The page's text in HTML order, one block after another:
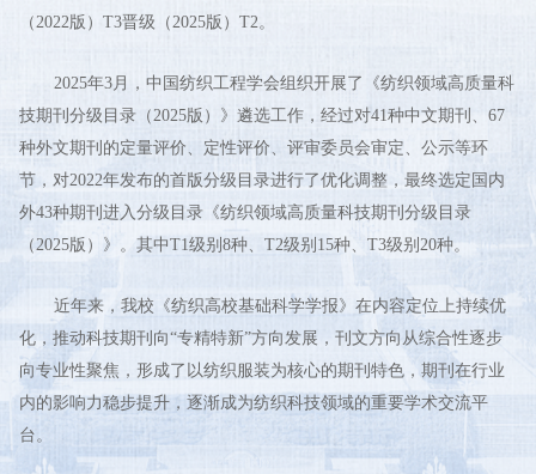
（2022版）T3晋级（2025版）T2。
2025年3月，中国纺织工程学会组织开展了《纺织领域高质量科
技期刊分级目录（2025版）》遴选工作，经过对41种中文期刊、67
种外文期刊的定量评价、定性评价、评审委员会审定、公示等环
节，对2022年发布的首版分级目录进行了优化调整，最终选定国内
外43种期刊进入分级目录《纺织领域高质量科技期刊分级目录
（2025版）》。其中T1级别8种、T2级别15种、T3级别20种。
近年来，我校《纺织高校基础科学学报》在内容定位上持续优
化，推动科技期刊向“专精特新”方向发展，刊文方向从综合性逐步
向专业性聚焦，形成了以纺织服装为核心的期刊特色，期刊在行业
内的影响力稳步提升，逐渐成为纺织科技领域的重要学术交流平
台。